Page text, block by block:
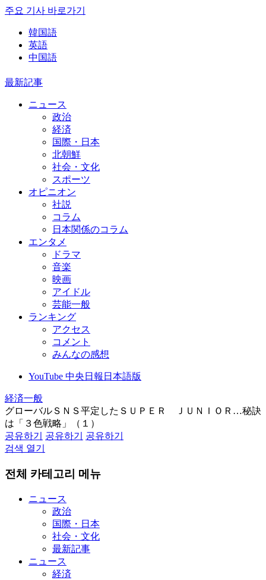
주요 기사 바로가기
韓国語
英語
中国語
最新記事
ニュース
政治
経済
国際・日本
北朝鮮
社会・文化
スポーツ
オピニオン
社説
コラム
日本関係のコラム
エンタメ
ドラマ
音楽
映画
アイドル
芸能一般
ランキング
アクセス
コメント
みんなの感想
YouTube 中央日報日本語版
経済一般
グローバルＳＮＳ平定したＳＵＰＥＲ ＪＵＮＩＯＲ…秘訣
は「３色戦略」（１）
공유하기
공유하기
공유하기
검색 열기
전체 카테고리 메뉴
ニュース
政治
国際・日本
社会・文化
最新記事
ニュース
経済